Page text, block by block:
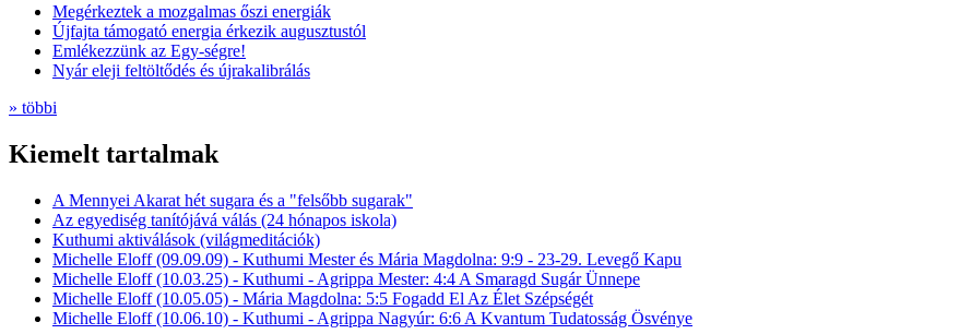
Megérkeztek a mozgalmas őszi energiák
Újfajta támogató energia érkezik augusztustól
Emlékezzünk az Egy-ségre!
Nyár eleji feltöltődés és újrakalibrálás
» többi
Kiemelt tartalmak
A Mennyei Akarat hét sugara és a "felsőbb sugarak"
Az egyediség tanítójává válás (24 hónapos iskola)
Kuthumi aktiválások (világmeditációk)
Michelle Eloff (09.09.09) - Kuthumi Mester és Mária Magdolna: 9:9 - 23-29. Levegő Kapu
Michelle Eloff (10.03.25) - Kuthumi - Agrippa Mester: 4:4 A Smaragd Sugár Ünnepe
Michelle Eloff (10.05.05) - Mária Magdolna: 5:5 Fogadd El Az Élet Szépségét
Michelle Eloff (10.06.10) - Kuthumi - Agrippa Nagyúr: 6:6 A Kvantum Tudatosság Ösvénye